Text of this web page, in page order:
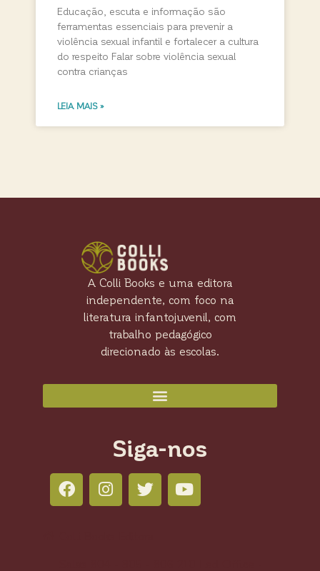
Educação, escuta e informação são
ferramentas essenciais para prevenir a
violência sexual infantil e fortalecer a cultura
do respeito Falar sobre violência sexual
contra crianças
LEIA MAIS »
A Colli Books e uma editora
independente, com foco na
literatura infantojuvenil, com
trabalho pedagógico
direcionado às escolas.
Siga-nos